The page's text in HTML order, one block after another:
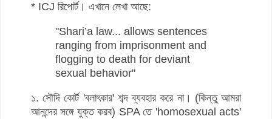
* ICJ রিপোর্ট। এখানে লেখা আছে:
"Shari’a law... allows sentences
ranging from imprisonment and
flogging to death for deviant
sexual behavior"
১. সৌদি কোর্ট 'বলাৎকার' শব্দ ব্যবহার করে না। (কিন্তু আমরা
আনন্দের সঙ্গে যুক্ত করব) SPA তে 'homosexual acts'